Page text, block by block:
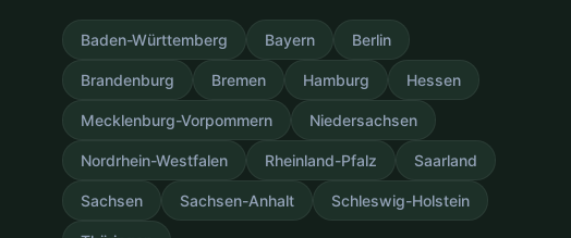
Baden-Württemberg Bayern Berlin
Brandenburg Bremen Hamburg Hessen
Mecklenburg-Vorpommern Niedersachsen
Nordrhein-Westfalen Rheinland-Pfalz Saarland
Sachsen Sachsen-Anhalt Schleswig-Holstein